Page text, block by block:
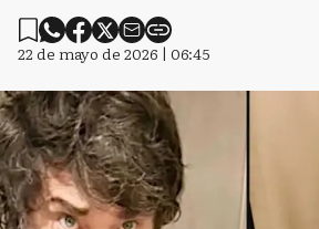
22 de mayo de 2026 | 06:45